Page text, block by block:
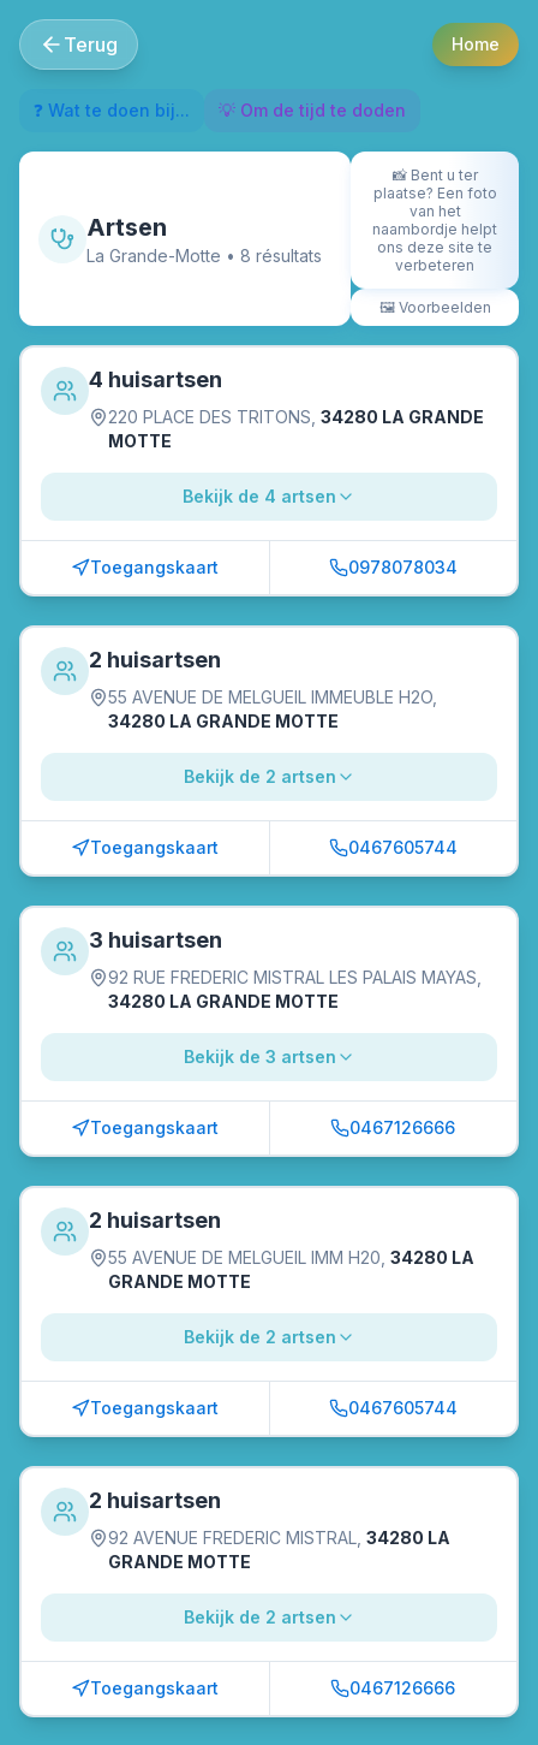
Terug Home
❓ Wat te doen bij... 💡 Om de tijd te doden
Artsen
La Grande-Motte • 8 résultats
📸 Bent u ter
plaatse? Een foto
van het
naambordje helpt
ons deze site te
verbeteren
🖼️ Voorbeelden
4 huisartsen
220 PLACE DES TRITONS 34280 LA GRANDE
MOTTE
Bekijk de 4 artsen
Toegangskaart 0978078034
2 huisartsen
55 AVENUE DE MELGUEIL IMMEUBLE H2O
34280 LA GRANDE MOTTE
Bekijk de 2 artsen
Toegangskaart 0467605744
3 huisartsen
92 RUE FREDERIC MISTRAL LES PALAIS MAYAS
34280 LA GRANDE MOTTE
Bekijk de 3 artsen
Toegangskaart 0467126666
2 huisartsen
55 AVENUE DE MELGUEIL IMM H20 34280 LA
GRANDE MOTTE
Bekijk de 2 artsen
Toegangskaart 0467605744
2 huisartsen
92 AVENUE FREDERIC MISTRAL 34280 LA
GRANDE MOTTE
Bekijk de 2 artsen
Toegangskaart 0467126666